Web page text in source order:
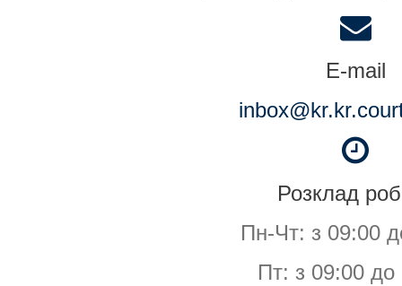
E-mail
Розклад
Пн-Чт: з 09:00
Пт: з 09:00 до